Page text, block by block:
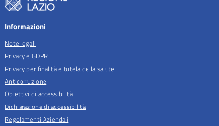
Informazioni
Note legali
Privacy e GDPR
Privacy per finalità e tutela della salute
Anticorruzione
Obiettivi di accessibilità
Dichiarazione di accessibilità
Regolamenti Aziendali